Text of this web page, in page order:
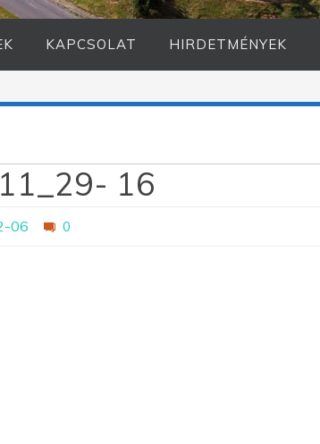
KAPCSOLAT HIRDETMÉNYEK
16
06 0